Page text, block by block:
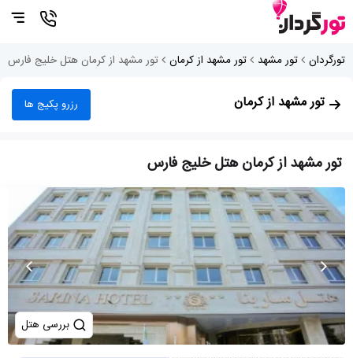
تورگردان تور مشهد تور مشهد از کرمان تور مشهد از کرمان هتل خلیج فارس
تور مشهد از کرمان رزرو پکیج ها
تور مشهد از کرمان هتل خلیج فارس
بررسی هتل